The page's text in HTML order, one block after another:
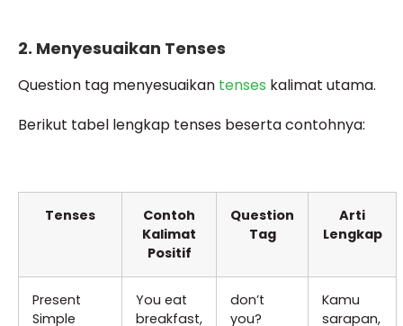
2. Menyesuaikan Tenses
Question tag menyesuaikan tenses kalimat utama.
Berikut tabel lengkap tenses beserta contohnya:
Tenses
Contoh
Kalimat
Positif
Question
Tag
Arti
Lengkap
Present
Simple
You eat
breakfast,
don’t
you?
Kamu
sarapan,